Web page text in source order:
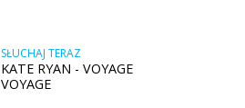
SŁUCHAJ TERAZ
KATE RYAN - VOYAGE
VOYAGE